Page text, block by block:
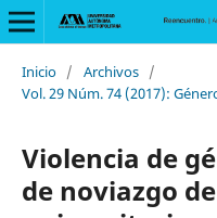
Inicio / Archivos /
Vol. 29 Núm. 74 (2017):
Violencia de
de noviazgo